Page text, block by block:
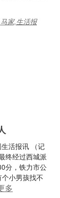
家,生活报
活报讯 （记
终经过西城派
分，铁力市公
小男孩找不
多